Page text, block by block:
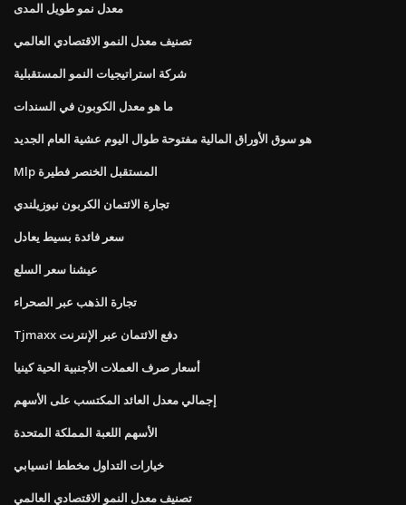
معدل نمو طويل المدى
تصنيف معدل النمو الاقتصادي العالمي
شركة استراتيجيات النمو المستقبلية
ما هو معدل الكوبون في السندات
هو سوق الأوراق المالية مفتوحة طوال اليوم عشية العام الجديد
Mlp المستقبل الخنصر فطيرة
تجارة الائتمان الكربون نيوزيلندي
سعر فائدة بسيط يعادل
عيشنا سعر السلع
تجارة الذهب عبر الصحراء
Tjmaxx دفع الائتمان عبر الإنترنت
أسعار صرف العملات الأجنبية الحية كينيا
إجمالي معدل العائد المكتسب على الأسهم
الأسهم اللعبة المملكة المتحدة
خيارات التداول مخطط انسيابي
تصنيف معدل النمو الاقتصادي العالمي